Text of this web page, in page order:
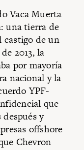
Vaca Muerta
una tierra de
castigo de un
2013, la
por mayoría
nacional y la
YPF-
que
y
offshore
Chevron